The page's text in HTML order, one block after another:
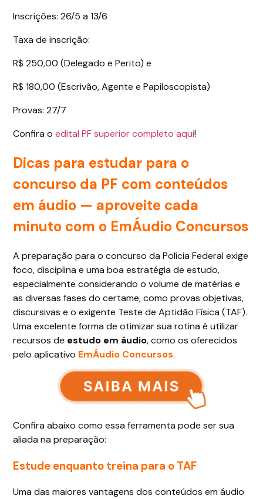
Inscrições: 26/5 a 13/6
Taxa de inscrição:
R$ 250,00 (Delegado e Perito) e
R$ 180,00 (Escrivão, Agente e Papiloscopista)
Provas: 27/7
Confira oedital PF superior completo aqui!
Dicas para estudar para o
concurso da PF com conteúdos
em áudio — aproveite cada
minuto com o EmÁudio Concursos
A preparação para o concurso da Polícia Federal exige
foco, disciplina e uma boa estratégia de estudo,
especialmente considerando o volume de matérias e
as diversas fases do certame, como provas objetivas,
discursivas e o exigente Teste de Aptidão Física (TAF).
Uma excelente forma de otimizar sua rotina é utilizar
recursos de estudo em áudio, como os oferecidos
pelo aplicativo EmÁudio Concursos.
Confira abaixo como essa ferramenta pode ser sua
aliada na preparação:
Estude enquanto treina para o TAF
Uma das maiores vantagens dos conteúdos em áudio